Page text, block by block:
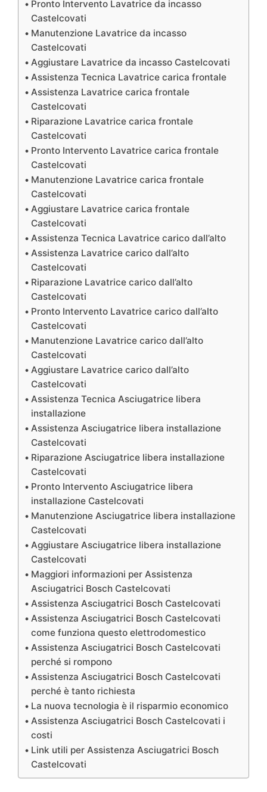
Pronto Intervento Lavatrice da incasso
Castelcovati
Manutenzione Lavatrice da incasso
Castelcovati
Aggiustare Lavatrice da incasso Castelcovati
Assistenza Tecnica Lavatrice carica frontale
Assistenza Lavatrice carica frontale
Castelcovati
Riparazione Lavatrice carica frontale
Castelcovati
Pronto Intervento Lavatrice carica frontale
Castelcovati
Manutenzione Lavatrice carica frontale
Castelcovati
Aggiustare Lavatrice carica frontale
Castelcovati
Assistenza Tecnica Lavatrice carico dall’alto
Assistenza Lavatrice carico dall’alto
Castelcovati
Riparazione Lavatrice carico dall’alto
Castelcovati
Pronto Intervento Lavatrice carico dall’alto
Castelcovati
Manutenzione Lavatrice carico dall’alto
Castelcovati
Aggiustare Lavatrice carico dall’alto
Castelcovati
Assistenza Tecnica Asciugatrice libera
installazione
Assistenza Asciugatrice libera installazione
Castelcovati
Riparazione Asciugatrice libera installazione
Castelcovati
Pronto Intervento Asciugatrice libera
installazione Castelcovati
Manutenzione Asciugatrice libera installazione
Castelcovati
Aggiustare Asciugatrice libera installazione
Castelcovati
Maggiori informazioni per Assistenza
Asciugatrici Bosch Castelcovati
Assistenza Asciugatrici Bosch Castelcovati
Assistenza Asciugatrici Bosch Castelcovati
come funziona questo elettrodomestico
Assistenza Asciugatrici Bosch Castelcovati
perché si rompono
Assistenza Asciugatrici Bosch Castelcovati
perché è tanto richiesta
La nuova tecnologia è il risparmio economico
Assistenza Asciugatrici Bosch Castelcovati i
costi
Link utili per Assistenza Asciugatrici Bosch
Castelcovati